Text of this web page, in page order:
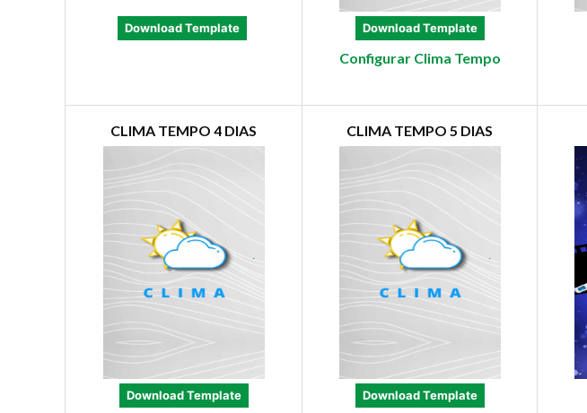
Download Template Download Template
Configurar Clima Tempo
CLIMA TEMPO 4 DIAS
Download Template
CLIMA TEMPO 5 DIAS
Download Template